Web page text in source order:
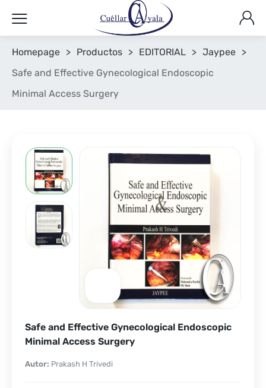
Homepage > Productos > EDITORIAL > Jaypee >
Safe and Effective Gynecological Endoscopic
Minimal Access Surgery
Safe and Effective Gynecological Endoscopic
Minimal Access Surgery
Autor: Prakash H Trivedi